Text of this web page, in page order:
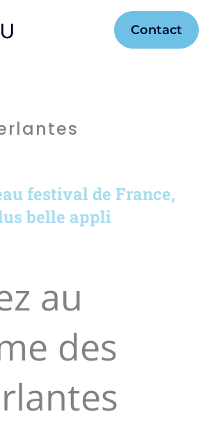
Contact
festival de France,
belle appli
au
des